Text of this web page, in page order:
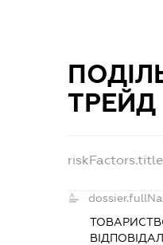
ТРЕЙД
riskFactors.title